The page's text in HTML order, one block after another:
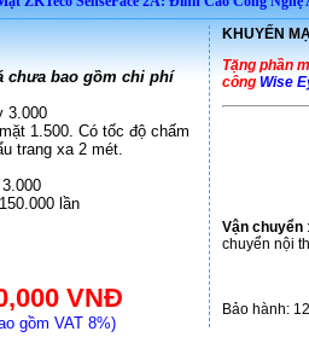
chưa bao gồm chi phí
3.000
1.500. Có tốc độ chấm
trang xa 2 mét.
lần
VNĐ
gồm VAT 8%)
KHUYẾN
Tặng phần
công Wise
Vận chuyển
chuyển nội
Bảo hành: